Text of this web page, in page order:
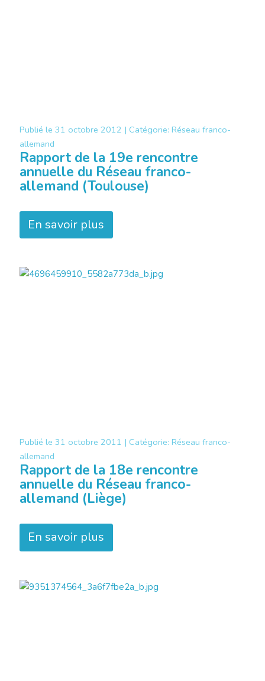
Publié le 31 octobre 2012 | Catégorie: Réseau franco-
allemand
Rapport de la 19e rencontre
annuelle du Réseau franco-
allemand (Toulouse)
En savoir plus
Publié le 31 octobre 2011 | Catégorie: Réseau franco-
allemand
Rapport de la 18e rencontre
annuelle du Réseau franco-
allemand (Liège)
En savoir plus